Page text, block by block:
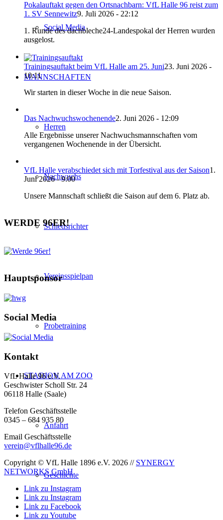
Social Media
MANNSCHAFTEN
Herren
Nachwuchs
Schiedsrichter
Vereinsspielpan
Probetraining
STADION AM ZOO
Anfahrt
Geschichte
Pokalauftakt gegen den Ortsnachbarn: VfL Halle 96 reist zum
1. SV Sennewitz9. Juli 2026 - 22:12
1. Runde des dachbleche24-Landespokal der Herren wurden
ausgelost.
Trainingsauftakt beim VfL Halle am 25. Juni23. Juni 2026 -
10:11
Wir starten in dieser Woche in die neue Saison.
Das Nachwuchswochenende2. Juni 2026 - 12:09
Alle Ergebnisse unserer Nachwuchsmannschaften vom
vergangenen Wochenende in der Übersicht.
VfL Halle verabschiedet sich mit Torfestival aus der Saison1.
Juni 2026 - 9:00
Unsere Mannschaft schließt die Saison auf dem 6. Platz ab.
WERDE 96ER!
Hauptsponsor
Social Media
Kontakt
VfL Halle 96 e.V.
Geschwister Scholl Str. 24
06118 Halle (Saale)
Telefon Geschäftsstelle
0345 – 684 935 80
Email Geschäftsstelle
verein@vflhalle96.de
Copyright © VfL Halle 1896 e.V. 2026 // SYNERGY
NETWORKS GmbH
Link zu Instagram
Link zu Instagram
Link zu Facebook
Link zu Youtube